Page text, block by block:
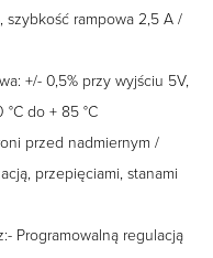
szybkość rampowa 2,5 A /
+/- 0,5% przy wyjściu 5V,
do + 85 °C
przed nadmiernym /
przepięciami, stanami
Programowalną regulacją